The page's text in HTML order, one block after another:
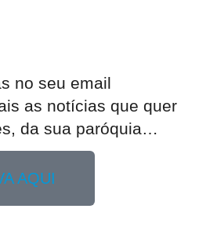
no seu email​
as notícias que quer
da sua paróquia…
AQUI